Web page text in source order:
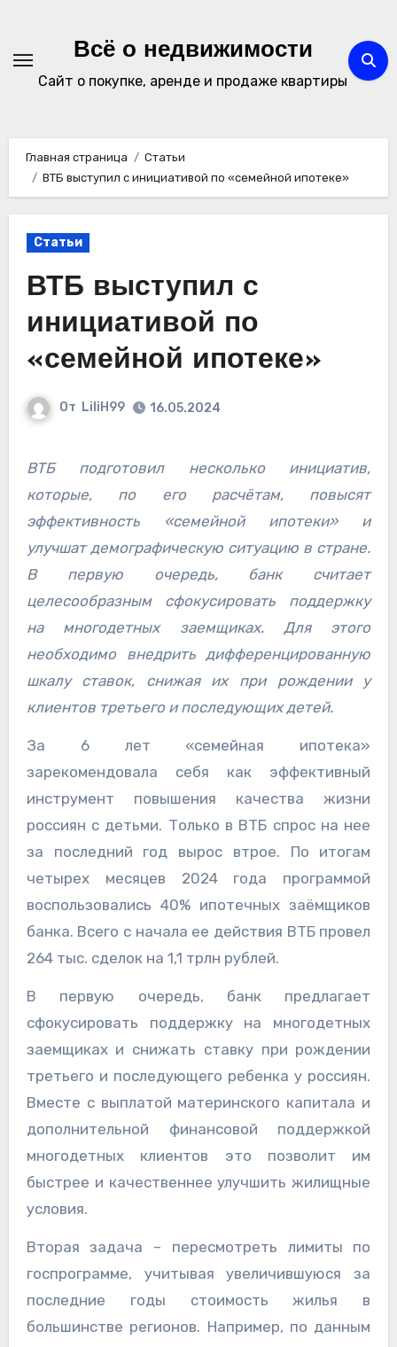
содержимомуВсё о недвижимости
Сайт о покупке, аренде и продаже квартиры
Главная страница
Статьи
ВТБ выступил с инициативой по «семейной ипотеке»
Статьи
ВТБ выступил с
инициативой по
«семейной ипотеке»
От LiliH99 16.05.2024
ВТБ подготовил несколько инициатив,
которые, по его расчётам, повысят
эффективность «семейной ипотеки» и
улучшат демографическую ситуацию в стране.
В первую очередь, банк считает
целесообразным сфокусировать поддержку
на многодетных заемщиках. Для этого
необходимо внедрить дифференцированную
шкалу ставок, снижая их при рождении у
клиентов третьего и последующих детей.
За 6 лет «семейная ипотека»
зарекомендовала себя как эффективный
инструмент повышения качества жизни
россиян с детьми. Только в ВТБ спрос на нее
за последний год вырос втрое. По итогам
четырех месяцев 2024 года программой
воспользовались 40% ипотечных заёмщиков
банка. Всего с начала ее действия ВТБ провел
264 тыс. сделок на 1,1 трлн рублей.
В первую очередь, банк предлагает
сфокусировать поддержку на многодетных
заемщиках и снижать ставку при рождении
третьего и последующего ребенка у россиян.
Вместе с выплатой материнского капитала и
дополнительной финансовой поддержкой
многодетных клиентов это позволит им
быстрее и качественнее улучшить жилищные
условия.
Вторая задача – пересмотреть лимиты по
госпрограмме, учитывая увеличившуюся за
последние годы стоимость жилья в
большинстве регионов. Например, по данным